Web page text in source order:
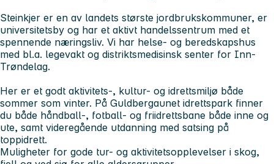
Steinkjer er en av landets største jordbrukskommuner, er
universitetsby og har et aktivt handelssentrum med et
spennende næringsliv. Vi har helse- og beredskapshus
med bl.a. legevakt og distriktsmedisinsk senter for Inn-
Trøndelag.
Her er et godt aktivitets-, kultur- og idrettsmiljø både
sommer som vinter. På Guldbergaunet idrettspark finner
du både håndball-, fotball- og friidrettsbane både inne og
ute, samt videregående utdanning med satsing på
toppidrett.
Muligheter for gode tur- og aktivitetsopplevelser i skog,